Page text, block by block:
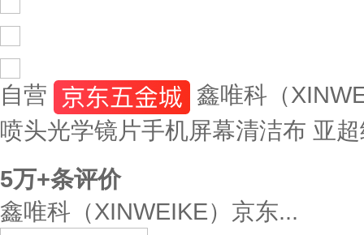
自营
鑫唯科（
喷头光学镜片手机屏幕清洁布 亚
5万+条评价
鑫唯科（XINWEIKE）京东...